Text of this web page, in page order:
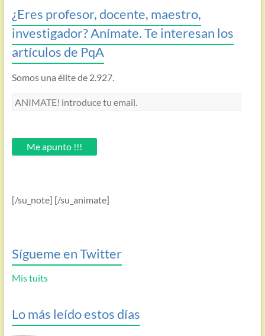
¿Eres profesor, docente, maestro,
investigador? Anímate. Te interesan los
artículos de PqA
Somos una élite de 2.927.
ANIMATE!
email.Me apunto !!!
[/su_note] [/su_animate]
Sígueme en Twitter
Mis tuits
Lo más leído estos días